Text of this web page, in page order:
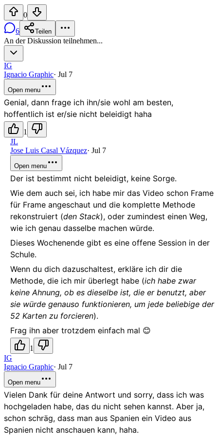
0
6
Teilen
An der Diskussion teilnehmen...
IG
Ignacio Graphic· Jul 7
Open menu
Genial, dann frage ich ihn/sie wohl am besten,
hoffentlich ist er/sie nicht beleidigt haha
1
JL
Jose Luis Casal Vázquez· Jul 7
Open menu
Der ist bestimmt nicht beleidigt, keine Sorge.
Wie dem auch sei, ich habe mir das Video schon Frame
für Frame angeschaut und die komplette Methode
rekonstruiert (den Stack), oder zumindest einen Weg,
wie ich genau dasselbe machen würde.
Dieses Wochenende gibt es eine offene Session in der
Schule.
Wenn du dich dazuschaltest, erkläre ich dir die
Methode, die ich mir überlegt habe (ich habe zwar
keine Ahnung, ob es dieselbe ist, die er benutzt, aber
sie würde genauso funktionieren, um jede beliebige der
52 Karten zu forcieren).
Frag ihn aber trotzdem einfach mal 😊
1
IG
Ignacio Graphic· Jul 7
Open menu
Vielen Dank für deine Antwort und sorry, dass ich was
hochgeladen habe, das du nicht sehen kannst. Aber ja,
schon schräg, dass man aus Spanien ein Video aus
Spanien nicht anschauen kann, haha.